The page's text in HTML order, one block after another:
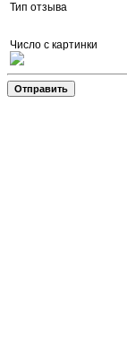
Тип отзыва
Число с картинки